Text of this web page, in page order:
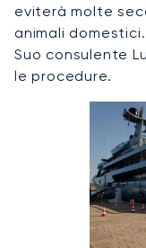
eviterà molte
animali
Suo consulente
le procedure.